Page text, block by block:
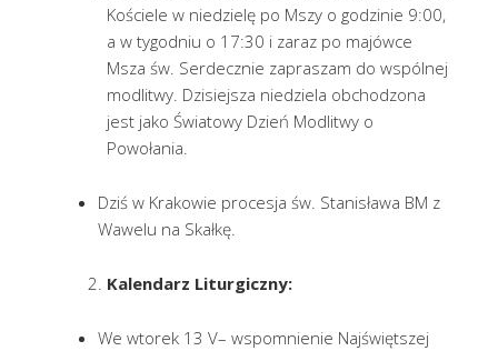
Kościele w niedzielę po Mszy o godzinie 9:00,
a w tygodniu o 17:30 i zaraz po majówce
Msza św. Serdecznie zapraszam do wspólnej
modlitwy. Dzisiejsza niedziela obchodzona
jest jako Światowy Dzień Modlitwy o
Powołania.
Dziś w Krakowie procesja św. Stanisława BM z
Wawelu na Skałkę.
Kalendarz Liturgiczny:
We wtorek 13 V– wspomnienie Najświętszej